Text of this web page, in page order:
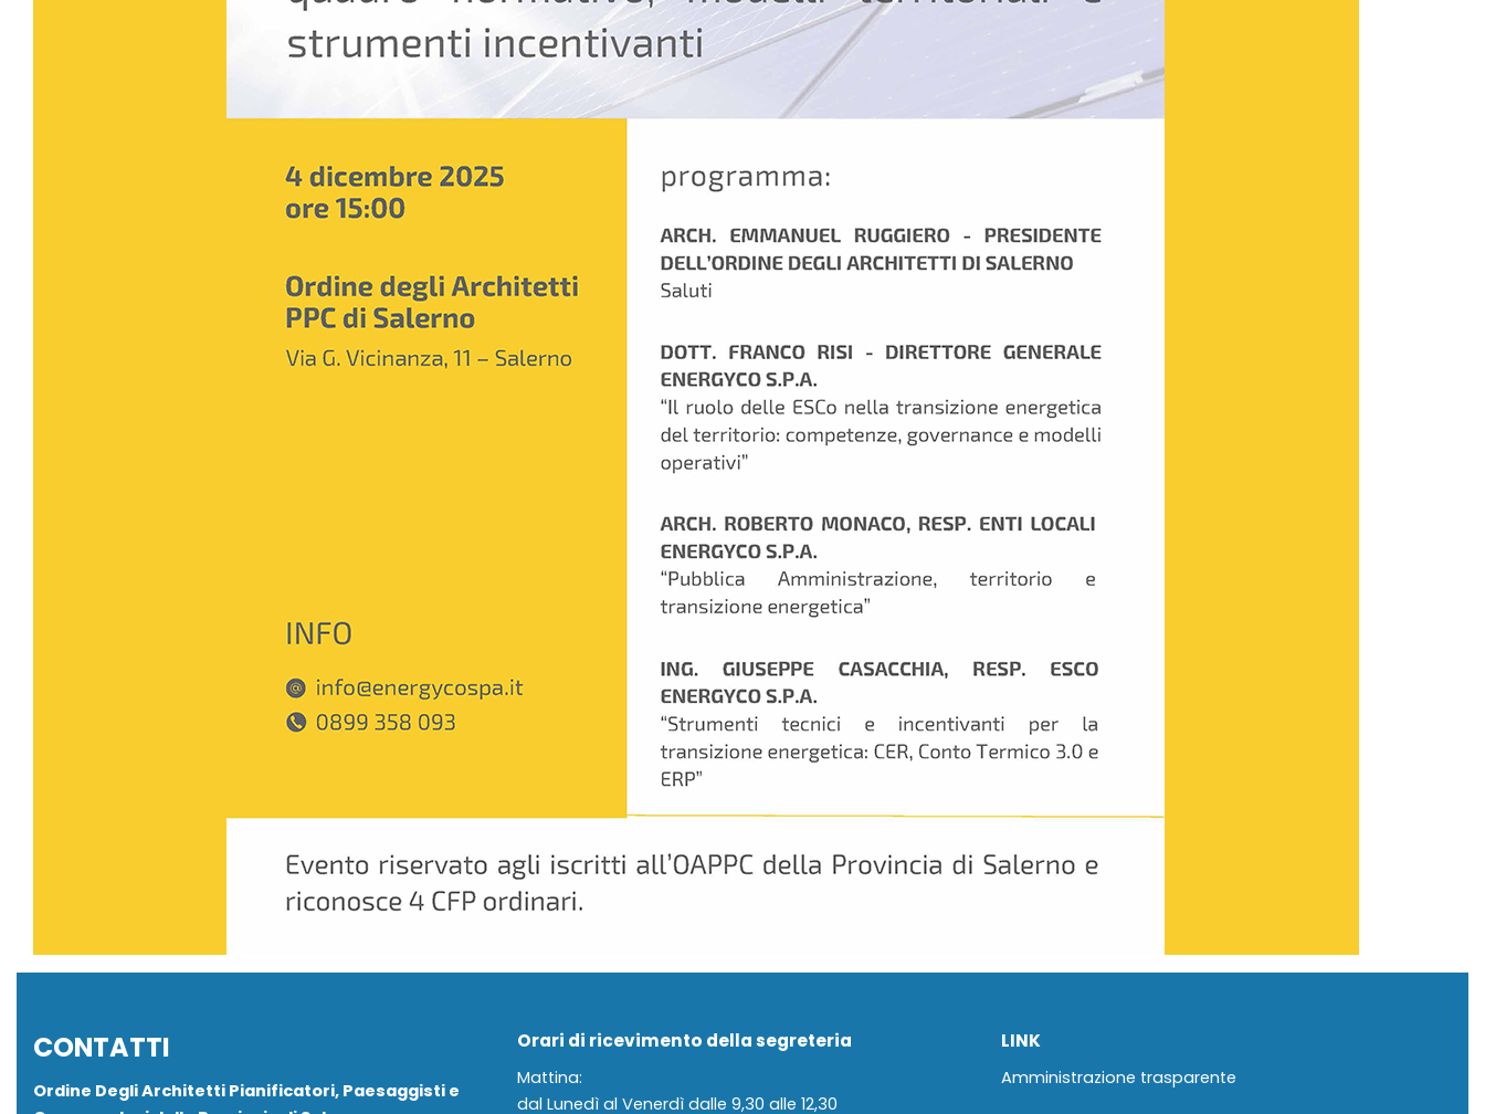
CONTATTI
Ordine Degli Architetti Pianificatori, Paesaggisti e
Orari di ricevimento della segreteria
Mattina:
dal Lunedì al Venerdì dalle 9,30 alle 12,30
LINK
Amministrazione trasparente